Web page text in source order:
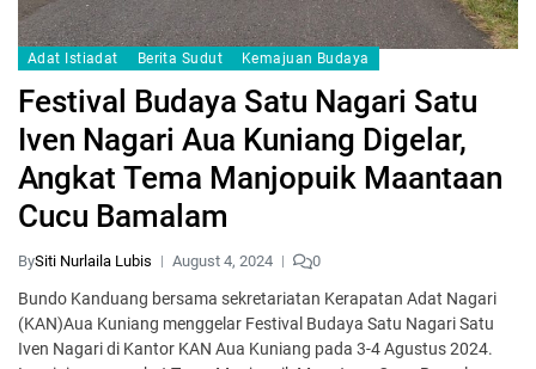
Adat Istiadat Berita Sudut Kemajuan Budaya
Festival Budaya Satu Nagari Satu
Iven Nagari Aua Kuniang Digelar,
Angkat Tema Manjopuik Maantaan
Cucu Bamalam
BySiti Nurlaila Lubis August 4, 2024 0
Bundo Kanduang bersama sekretariatan Kerapatan Adat Nagari
(KAN)Aua Kuniang menggelar Festival Budaya Satu Nagari Satu
Iven Nagari di Kantor KAN Aua Kuniang pada 3-4 Agustus 2024.